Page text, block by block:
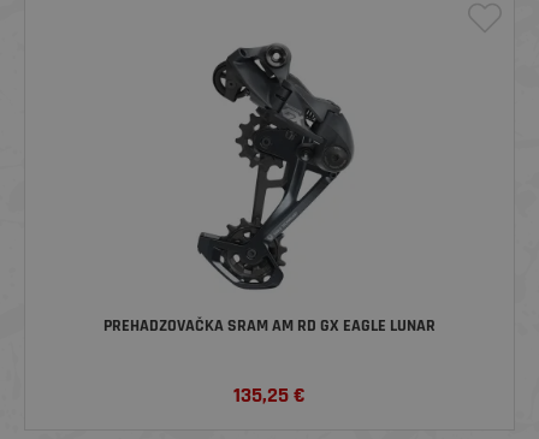
PREHADZOVAČKA SRAM AM RD GX EAGLE LUNAR
135,25€